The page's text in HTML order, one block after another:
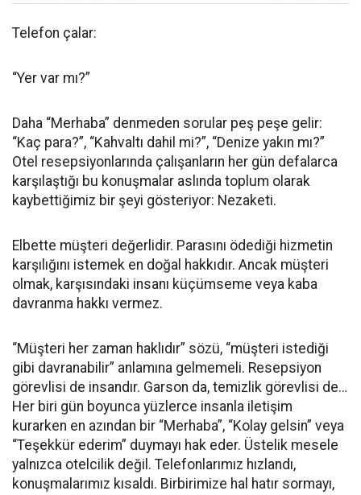
Telefon çalar:
“Yer var mı?”
Daha “Merhaba” denmeden sorular peş peşe gelir:
“Kaç para?”, “Kahvaltı dahil mi?”, “Denize yakın mı?”
Otel resepsiyonlarında çalışanların her gün defalarca
karşılaştığı bu konuşmalar aslında toplum olarak
kaybettiğimiz bir şeyi gösteriyor: Nezaketi.
Elbette müşteri değerlidir. Parasını ödediği hizmetin
karşılığını istemek en doğal hakkıdır. Ancak müşteri
olmak, karşısındaki insanı küçümseme veya kaba
davranma hakkı vermez.
“Müşteri her zaman haklıdır” sözü, “müşteri istediği
gibi davranabilir” anlamına gelmemeli. Resepsiyon
görevlisi de insandır. Garson da, temizlik görevlisi de…
Her biri gün boyunca yüzlerce insanla iletişim
kurarken en azından bir “Merhaba”, “Kolay gelsin” veya
“Teşekkür ederim” duymayı hak eder. Üstelik mesele
yalnızca otelcilik değil. Telefonlarımız hızlandı,
konuşmalarımız kısaldı. Birbirimize hal hatır sormayı,